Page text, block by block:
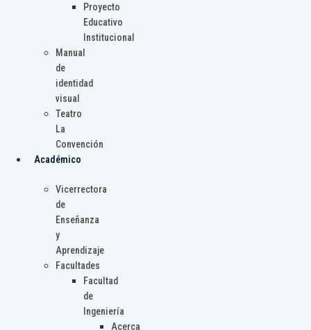
Proyecto
Educativo
Institucional
Manual
de
identidad
visual
Teatro
La
Convención
Académico
Vicerrectora
de
Enseñanza
y
Aprendizaje
Facultades
Facultad
de
Ingeniería
Acerca